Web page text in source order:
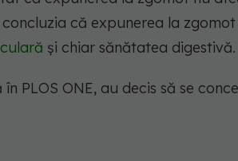
că expunerea la
și chiar sănătatea digestivă.
PLOS ONE, au decis să se